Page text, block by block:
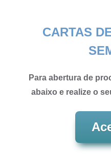
CARTAS
Para abertura de
abaixo e realize o